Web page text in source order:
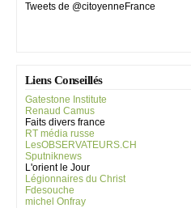
Tweets de @citoyenneFrance
Liens Conseillés
Gatestone Institute
Renaud Camus
Faits divers france
RT média russe
LesOBSERVATEURS.CH
Sputniknews
L'orient le Jour
Légionnaires du Christ
Fdesouche
michel Onfray